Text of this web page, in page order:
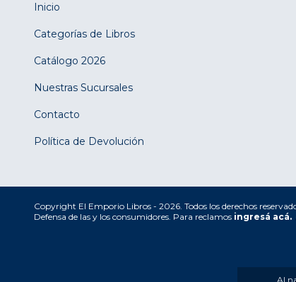
Al
Inicio
Categorías de Libros
Catálogo 2026
Nuestras Sucursales
Contacto
Política de Devolución
Copyright El Emporio Libros - 2026. Todos los derechos
Defensa de las y los consumidores. Para reclamos ingresá acá.